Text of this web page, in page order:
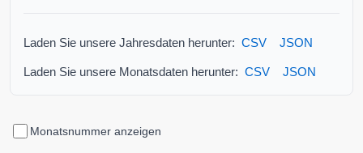
Laden Sie unsere Jahresdaten herunter: CSV JSON
Laden Sie unsere Monatsdaten herunter: CSV JSON
Monatsnummer anzeigen